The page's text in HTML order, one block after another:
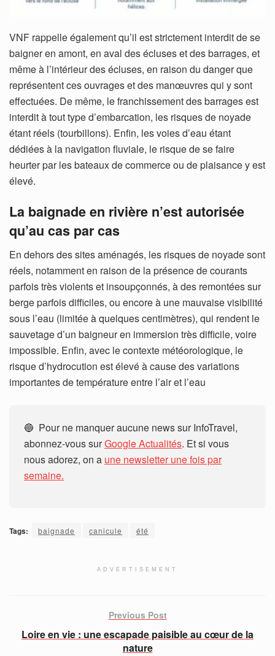
VNF rappelle également qu’il est strictement interdit de se
baigner en amont, en aval des écluses et des barrages, et
même à l’intérieur des écluses, en raison du danger que
représentent ces ouvrages et des manœuvres qui y sont
effectuées. De même, le franchissement des barrages est
interdit à tout type d’embarcation, les risques de noyade
étant réels (tourbillons). Enfin, les voies d’eau étant
dédiées à la navigation fluviale, le risque de se faire
heurter par les bateaux de commerce ou de plaisance y est
élevé.
La baignade en rivière n’est autorisée
qu’au cas par cas
En dehors des sites aménagés, les risques de noyade sont
réels, notamment en raison de la présence de courants
parfois très violents et insoupçonnés, à des remontées sur
berge parfois difficiles, ou encore à une mauvaise visibilité
sous l’eau (limitée à quelques centimètres), qui rendent le
sauvetage d’un baigneur en immersion très difficile, voire
impossible. Enfin, avec le contexte météorologique, le
risque d’hydrocution est élevé à cause des variations
importantes de température entre l’air et l’eau
🔵 Pour ne manquer aucune news sur InfoTravel,
abonnez-vous surGoogle Actualités. Et si vous
nous adorez, on a une newsletter une fois par
semaine.
Tags: baignade canicule été
ADVERTISEMENT
Previous Post
Loire en vie : une escapade paisible au cœur de la
nature